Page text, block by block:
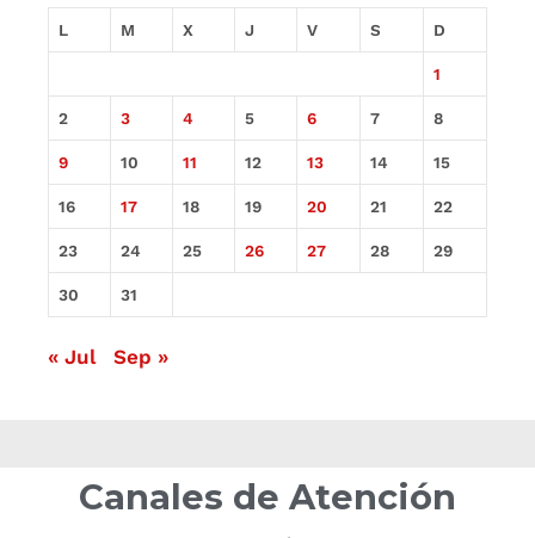
L M X J V S D
1
2 3 4 5 6 7 8
9 10 11 12 13 14 15
16 17 18 19 20 21 22
23 24 25 26 27 28 29
30 31
« Jul Sep »
Canales de Atención